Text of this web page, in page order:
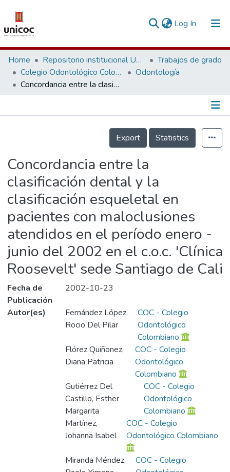
Log In (current)
Communities & Collections
Research Outputs
People
Home Repositorio institucional Unicoc, RI-unicoc
Trabajos de grado
Colegio Odontológico Colombiano
Odontología
Concordancia entre la clasificación dental y la clasificación esqueletal en pacientes con maloclusiones atendidos en el período enero - junio del 2002 en el c.o.c. 'Clínica Roosevelt' sede Santiago de Cali
Información de la Publicación
Export
Statistics
Concordancia entre la
clasificación dental y la
clasificación esqueletal en
pacientes con maloclusiones
atendidos en el período enero -
junio del 2002 en el c.o.c. 'Clínica
Roosevelt' sede Santiago de Cali
Fecha de
Publicación
2002-10-23
Autor(es)
Fernández López,
Rocio Del Pilar
COC - Colegio
Odontológico
Colombiano
Flórez Quiñonez,
Diana Patricia
COC - Colegio
Odontológico
Colombiano
Gutiérrez Del
Castillo, Esther
Margarita
COC - Colegio
Odontológico
Colombiano
Martínez,
Johanna Isabel
COC - Colegio
Odontológico Colombiano
Miranda Méndez,
COC - Colegio